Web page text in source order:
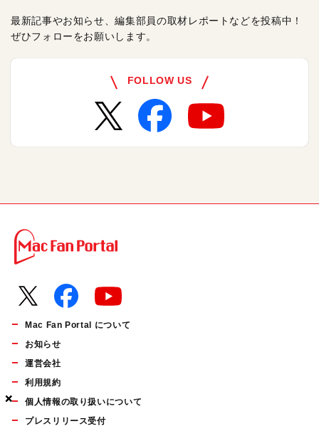
×
×
×
最新記事やお知らせ、編集部員の取材レポートなどを投稿中！
ぜひフォローをお願いします。
FOLLOW US
Mac Fan Portal について
お知らせ
運営会社
利用規約
個人情報の取り扱いについて
プレスリリース受付